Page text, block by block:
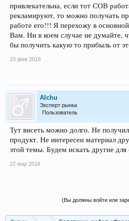
привлекательна, если тот СОВ
рекламируют, то можно получать
работе его!!! Я перехожу в
Вам. Ни в коем случае не думайте,
бы получить какую то прибыль от
23 фев 2018
Alchu
Эксперт рынка
Пользователь
Тут висеть можно долго. Не
продукт. Не интересен материал
этой темы. Будем искать другие
22 мар 2018
(Вы должны войти или